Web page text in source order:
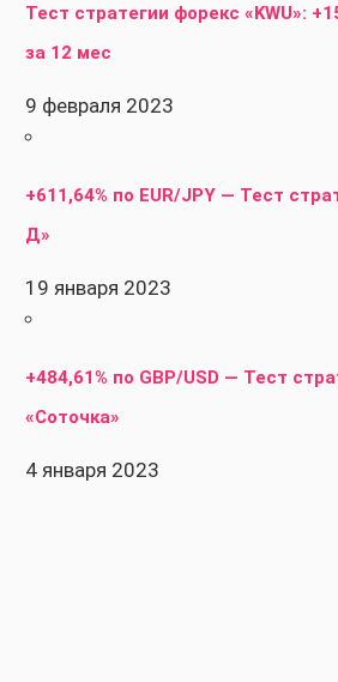
Тест стратегии форекс «KWU»:
за 12 мес
9 февраля 2023
+611,64% по EUR/JPY — Тест
Д»
19 января 2023
+484,61% по GBP/USD — Тест
«Соточка»
4 января 2023